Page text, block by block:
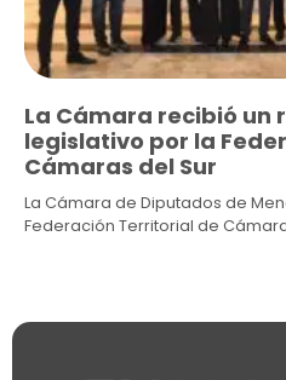
La Cámara recibió un
legislativo por la
Cámaras del Sur
La Cámara de Diputados de
Federación Territorial de